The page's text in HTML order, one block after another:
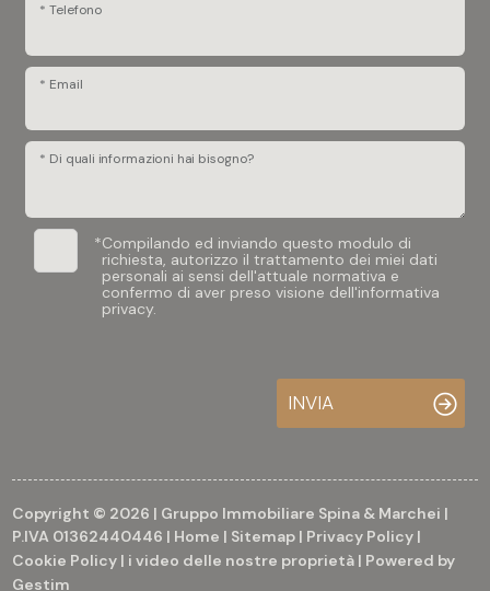
* Telefono
* Email
* Di quali informazioni hai bisogno?
*Compilando ed inviando questo modulo di
richiesta, autorizzo il trattamento dei miei dati
personali ai sensi dell'attuale normativa e
confermo di aver preso visione dell'informativa
privacy.
INVIA
Copyright © 2026 | Gruppo Immobiliare Spina & Marchei |
P.IVA 01362440446 | Home | Sitemap | Privacy Policy |
Cookie Policy | i video delle nostre proprietà | Powered by
Gestim